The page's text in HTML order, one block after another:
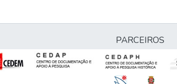
PARCEIROS